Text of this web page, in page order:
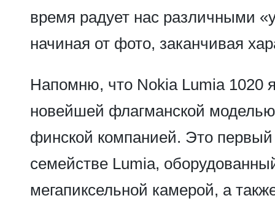
время радует нас различными
начиная от фото, заканчивая
Напомню, что Nokia Lumia 1020
новейшей флагманской
финской компанией. Это
семействе Lumia,
мегапиксельной камерой, а